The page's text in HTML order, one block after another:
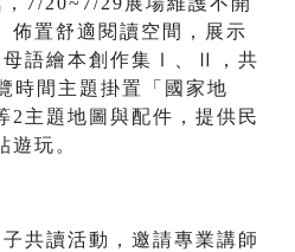
佈置舒適閱讀空間，展示
母語繪本創作集Ⅰ、Ⅱ，共
時間主題掛置「國家地
2主題地圖與配件，提供民
遊玩。
共讀活動，邀請專業講師